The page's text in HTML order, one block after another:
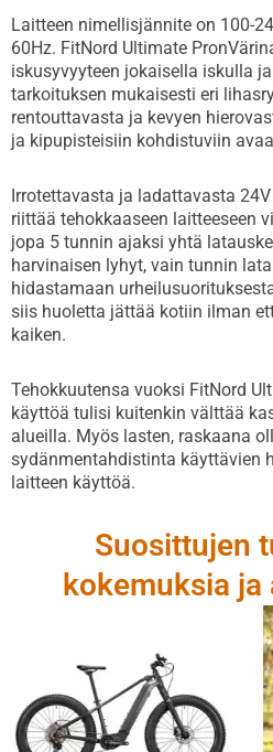
Laitteen nimellisjännite on 100-
60Hz. FitNord Ultimate
iskusyvyyteen jokaisella iskulla
tarkoituksen mukaisesti eri
rentouttavasta ja kevyen
ja kipupisteisiin kohdistuviin
Irrotettavasta ja ladattavasta
riittää tehokkaaseen laitteeseen
jopa 5 tunnin ajaksi yhtä
harvinaisen lyhyt, vain tunnin
hidastamaan
siis huoletta jättää kotiin ilman
kaiken.
Tehokkuutensa vuoksi FitNord
käyttöä tulisi kuitenkin välttää
alueilla. Myös lasten, raskaana
sydänmentahdistinta käyttävien
laitteen käyttöä.
Suosittujen
kokemuksia ja